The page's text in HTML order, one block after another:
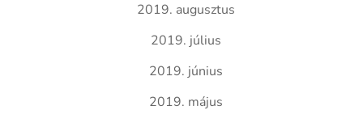
2019. augusztus
2019. július
2019. június
2019. május